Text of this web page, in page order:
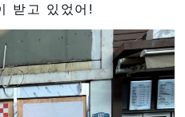
받고 있었어!